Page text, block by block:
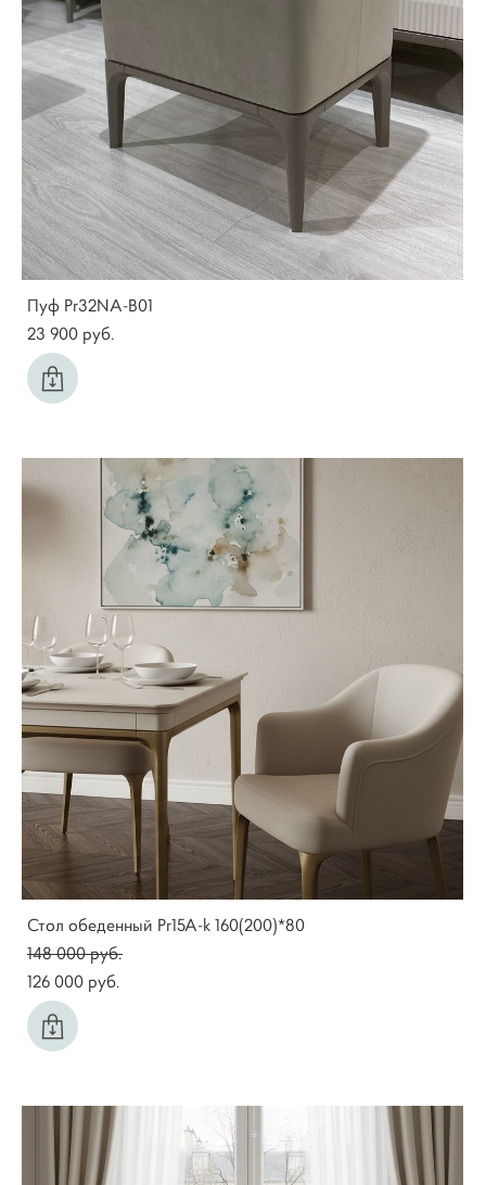
Пуф Pr32NA-B01
23 900 pуб.
Стол обеденный Pr15A-k 160(200)*80
148 000 pуб.
126 000 pуб.